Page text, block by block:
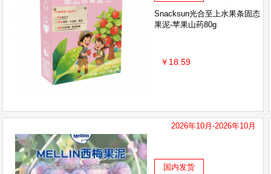
Snacksun光合至上水果条固态
果泥-苹果山药80g
￥18.59
2026年10月-2026年10月
国内发货